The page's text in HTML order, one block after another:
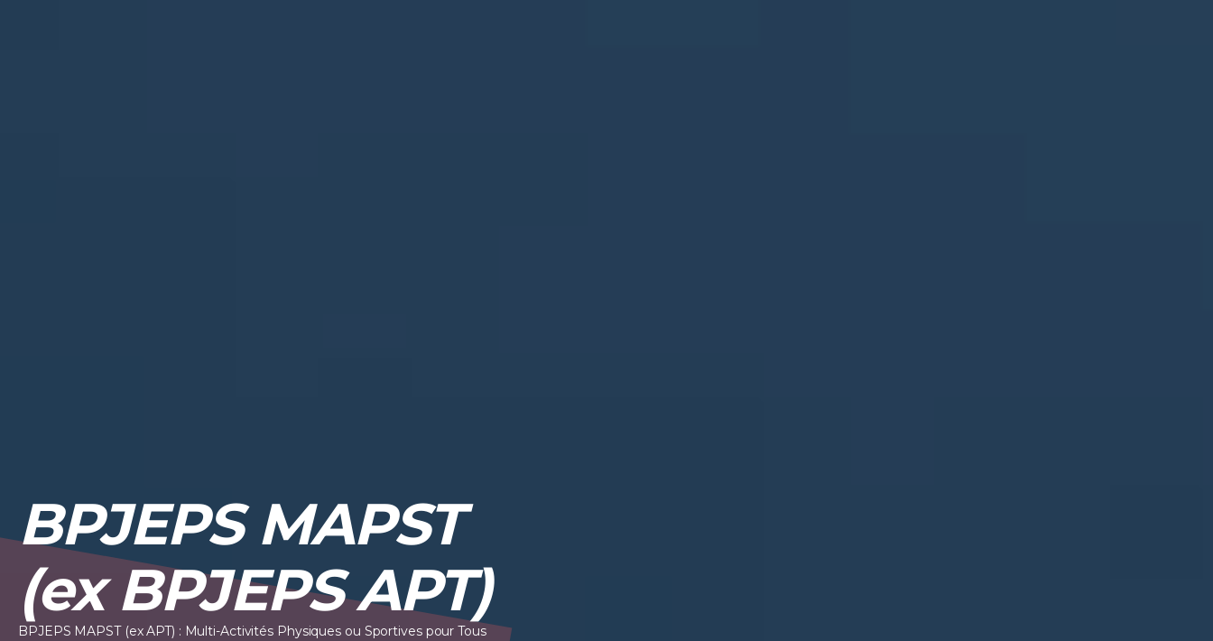
BPJEPS MAPST
(ex BPJEPS APT)
BPJEPS MAPST (ex APT) : Multi-Activités Physiques ou Sportives pour Tous